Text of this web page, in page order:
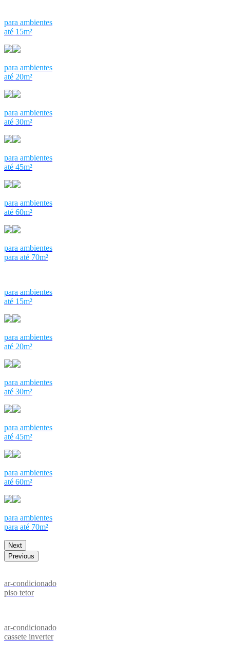
para ambientes
até 15m²
para ambientes
até 20m²
para ambientes
até 30m²
para ambientes
até 45m²
para ambientes
até 60m²
para ambientes
para até 70m²
para ambientes
até 15m²
para ambientes
até 20m²
para ambientes
até 30m²
para ambientes
até 45m²
para ambientes
até 60m²
para ambientes
para até 70m²
Next
Previous
ar-condicionado
piso tetor
ar-condicionado
cassete inverter